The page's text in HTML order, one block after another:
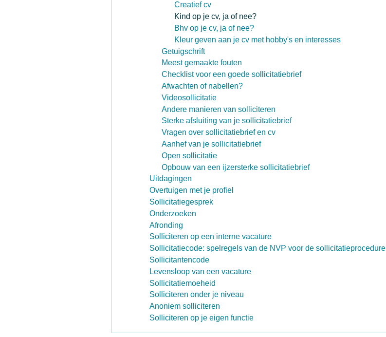
Creatief cv
Kind op je cv, ja of nee?
Bhv op je cv, ja of nee?
Kleur geven aan je cv met hobby's en interesses
Getuigschrift
Meest gemaakte fouten
Checklist voor een goede sollicitatiebrief
Afwachten of nabellen?
Videosollicitatie
Andere manieren van solliciteren
Sterke afsluiting van je sollicitatiebrief
Vragen over sollicitatiebrief en cv
Aanhef van je sollicitatiebrief
Open sollicitatie
Opbouw van een ijzersterke sollicitatiebrief
Uitdagingen
Overtuigen met je profiel
Sollicitatiegesprek
Onderzoeken
Afronding
Solliciteren op een interne vacature
Sollicitatiecode: spelregels van de NVP voor de sollicitatieprocedure
Sollicitantencode
Levensloop van een vacature
Sollicitatiemoeheid
Solliciteren onder je niveau
Anoniem solliciteren
Solliciteren op je eigen functie